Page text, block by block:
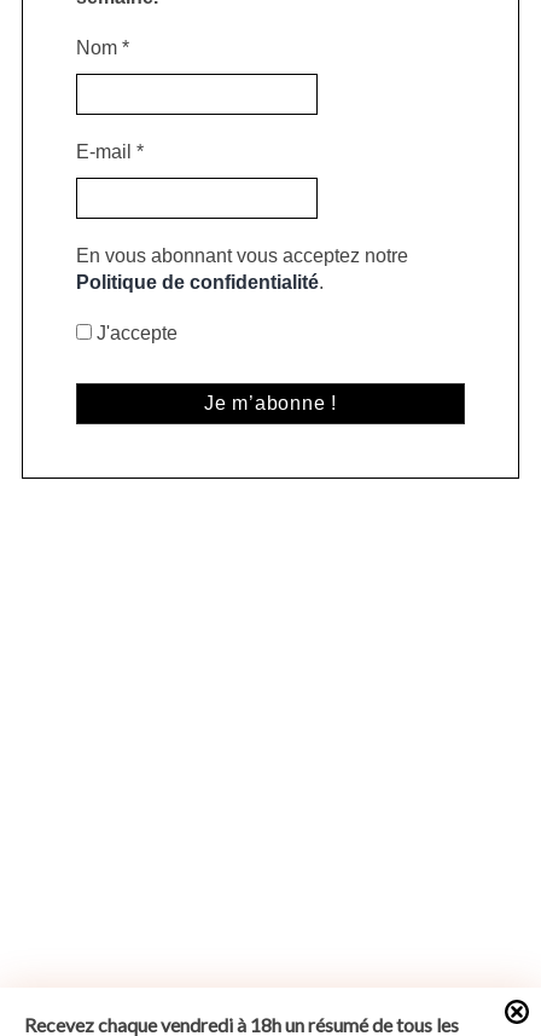
Recevez chaque vendredi à 18h un résumé de tous les
Nom *
E-mail *
En vous abonnant vous acceptez notre
Politique de confidentialité.
J'accepte